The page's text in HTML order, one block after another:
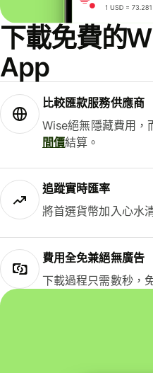
下載免費的
App
比較匯款服務供應商
Wise絕無隱藏費用，
間價結算。
追蹤實時匯率
將首選貨幣加入心水
費用全免兼絕無廣告
下載過程只需數秒，